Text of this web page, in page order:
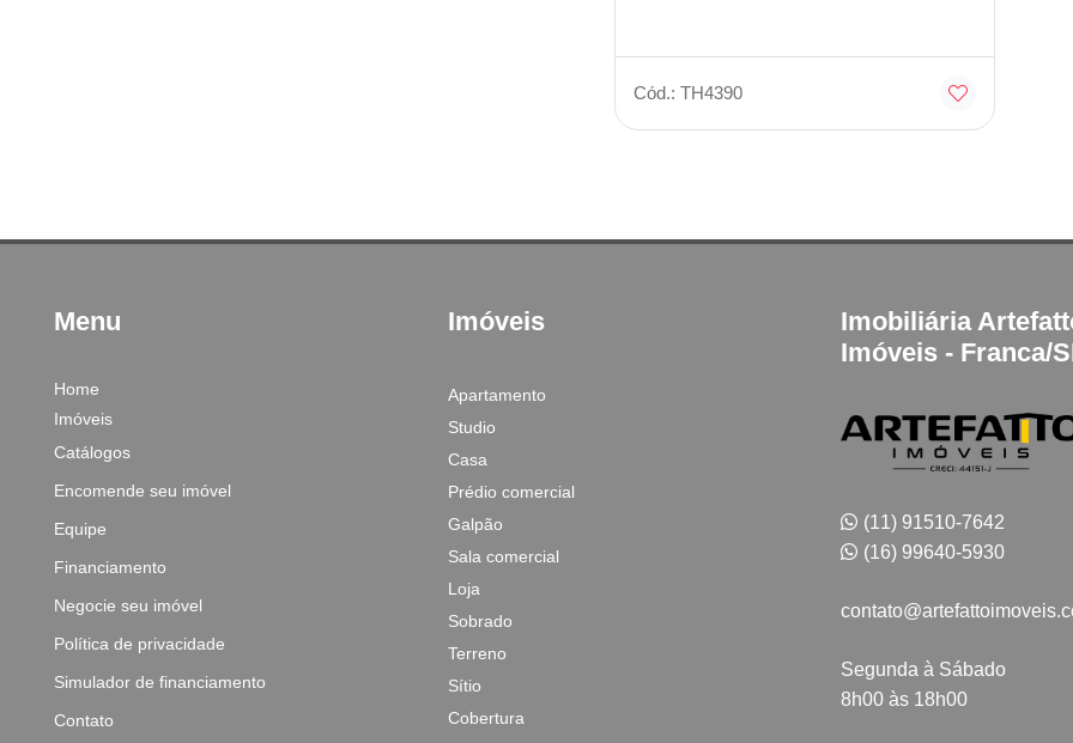
Cód.: TH4390
Menu
Home
Imóveis
Catálogos
Encomende seu imóvel
Equipe
Financiamento
Negocie seu imóvel
Política de privacidade
Simulador de financiamento
Contato
Imóveis
Apartamento
Studio
Casa
Prédio comercial
Galpão
Sala comercial
Loja
Sobrado
Terreno
Sítio
Cobertura
Imobiliária
Imóveis - Franca/
(11) 91510-7642
(16) 99640-5930
Segunda à Sábado
8h00 às 18h00